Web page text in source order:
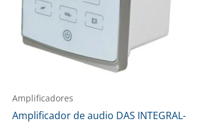
Amplificadores
Amplificador de audio DAS INTEGRAL-